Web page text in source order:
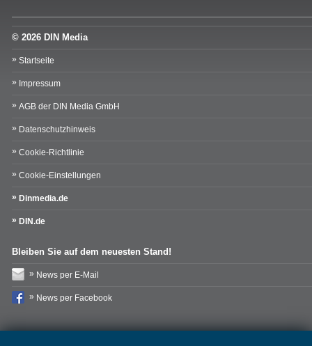
© 2026 DIN Media
Startseite
Impressum
AGB der DIN Media GmbH
Datenschutzhinweis
Cookie-Richtlinie
Cookie-Einstellungen
Dinmedia.de
DIN.de
Bleiben Sie auf dem neuesten Stand!
News per E-Mail
News per Facebook